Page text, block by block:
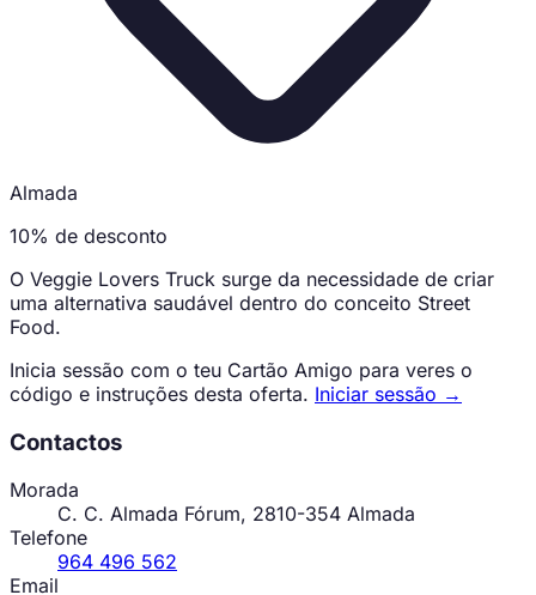
Almada
10% de desconto
O Veggie Lovers Truck surge da necessidade de criar
uma alternativa saudável dentro do conceito Street
Food.
Inicia sessão com o teu Cartão Amigo para veres o
código e instruções desta oferta. Iniciar sessão →
Contactos
Morada
C. C. Almada Fórum, 2810-354 Almada
Telefone
964 496 562
Email